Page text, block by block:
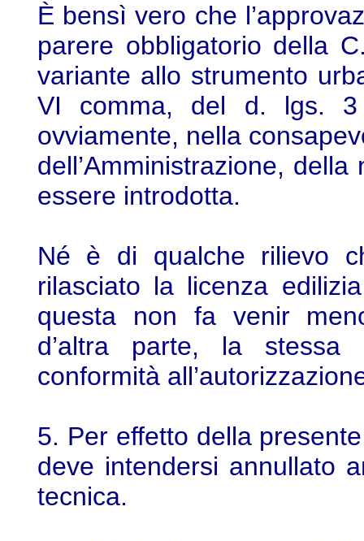
È bensì vero che
parere obbligatorio della
variante allo strumento
VI comma, del d. lgs.
ovviamente, nella
dell’Amministrazione,
essere introdotta.
Né è di qualche rilievo
rilasciato la licenza
questa non fa venir
d’altra parte, la
conformità
5. Per effetto della
deve intendersi annullato
tecnica.